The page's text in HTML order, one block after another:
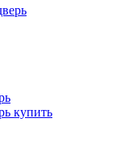
купить